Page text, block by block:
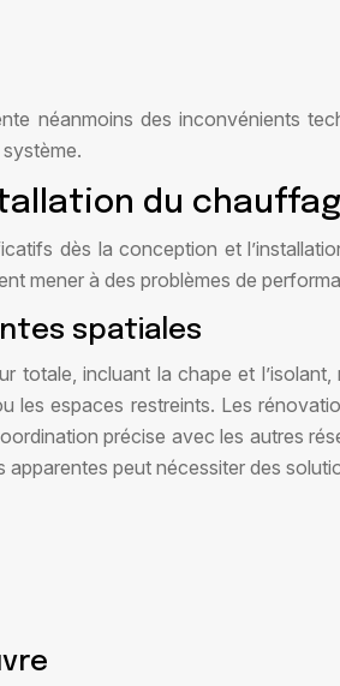
néanmoins des inconvénients
du
dès la conception et
mener à des problèmes de
spatiales
totale, incluant la chape et
espaces restreints. Les
précise avec les autres
peut nécessiter des